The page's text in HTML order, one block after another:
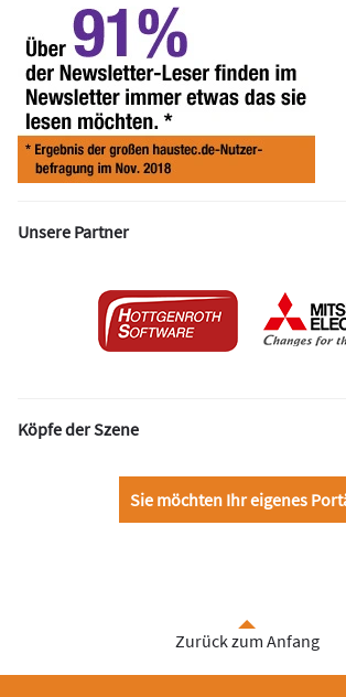
Unsere Partner
Köpfe der Szene
Sie möchten Ihr eigenes
Zurück zum Anfang